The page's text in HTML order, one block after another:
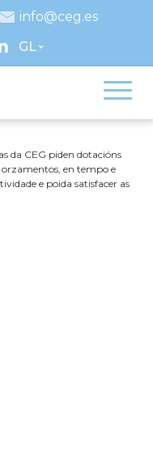
info@ceg.es
GL
da CEG piden dotacións
orzamentos, en tempo e
e poida satisfacer as